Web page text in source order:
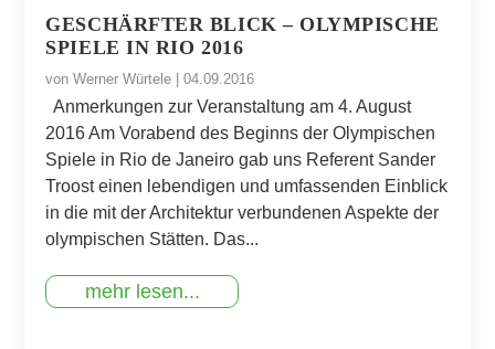
GESCHÄRFTER BLICK – OLYMPISCHE
SPIELE IN RIO 2016
vonWerner Würtele |04.09.2016
Anmerkungen zur Veranstaltung am 4. August
2016 Am Vorabend des Beginns der Olympischen
Spiele in Rio de Janeiro gab uns Referent Sander
Troost einen lebendigen und umfassenden Einblick
in die mit der Architektur verbundenen Aspekte der
olympischen Stätten. Das...
mehr lesen...